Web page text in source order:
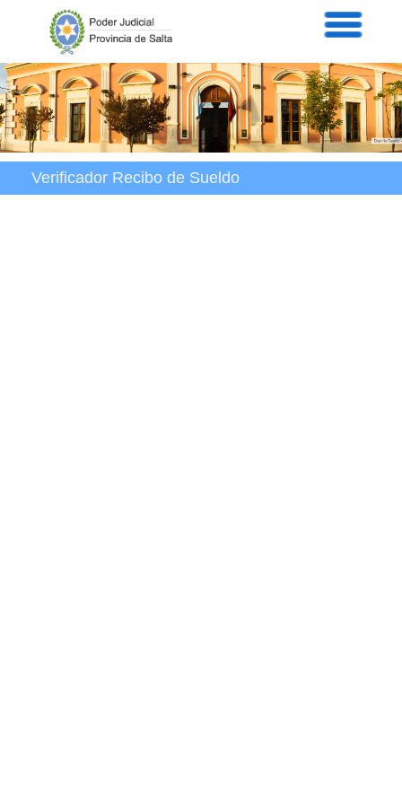
Servicios
Prensa
Intranet
Contacto
Verificador Recibo de Sueldo